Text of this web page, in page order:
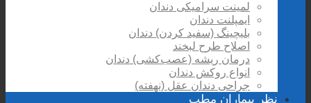
لمینت سرامیکی دندان
ایمپلنت دندان
بلیچینگ (سفید کردن) دندان
اصلاح طرح لبخند
درمان ریشه (عصب‌کشی) دندان
انواع روکش دندان
جراحی دندان عقل (نهفته)
نظر بیماران مطب